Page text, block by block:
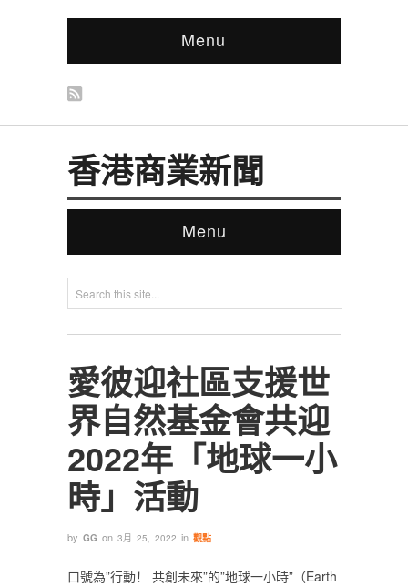
Menu
香港商業新聞
Menu
愛彼迎社區支援世
界自然基金會共迎
2022年「地球一小
時」活動
by GG on 3月 25, 2022 in 觀點
口號為”行動！ 共創未來”的”地球一小時”（Earth